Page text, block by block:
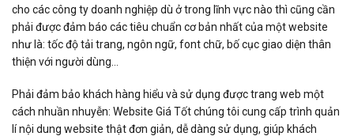
cho các công ty doanh nghiệp dù ở trong lĩnh vực nào thì cũng cần
phải được đảm báo các tiêu chuẩn cơ bản nhất của một website
như là: tốc độ tải trang, ngôn ngữ, font chữ, bố cục giao diện thân
thiện với người dùng…
Phải đảm bảo khách hàng hiểu và sử dụng được trang web một
cách nhuần nhuyễn: Website Giá Tốt chúng tôi cung cấp trình quản
lí nội dung website thật đơn giản, dễ dàng sử dụng, giúp khách